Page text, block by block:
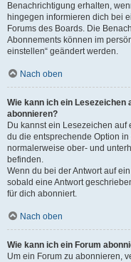
Benachrichtigung erhalten,
hingegen informieren dich bei
Forums des Boards. Die
Abonnements können im
einstellen“ geändert werden.
Nach oben
Wie kann ich ein Lesezeichen
abonnieren?
Du kannst ein Lesezeichen
du die entsprechende Option in
normalerweise ober- und
befinden.
Wenn du bei der Antwort auf
sobald eine Antwort
für dich abonniert.
Nach oben
Wie kann ich ein Forum
Um ein Forum zu abonnieren,